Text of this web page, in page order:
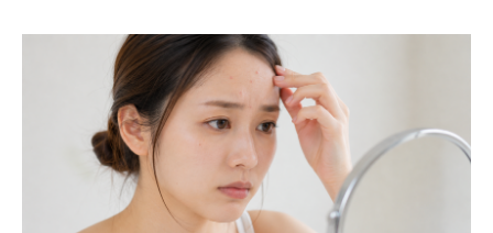
简体中文 한국어 日本語 Español